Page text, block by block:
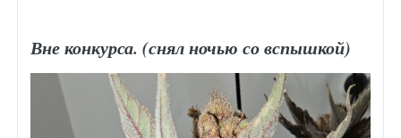
Вне конкурса. (снял ночью совспышкой)